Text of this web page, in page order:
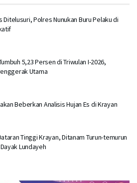
Ditelusuri, Polres Nunukan Buru Pelaku di
5,23 Persen di Triwulan I-2026,
Utama
Beberkan Analisis Hujan Es di Krayan
Tinggi Krayan, Ditanam Turun-temurun
Lundayeh